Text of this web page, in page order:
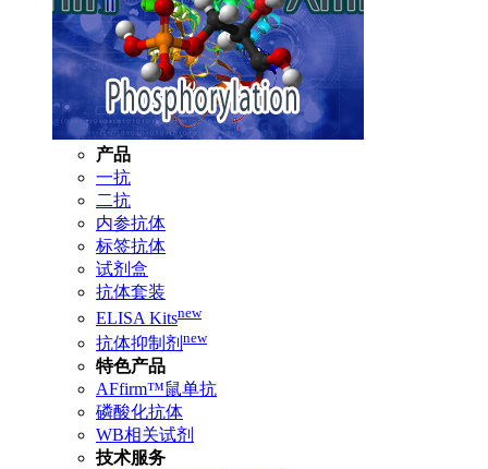
产品
一抗
二抗
内参抗体
标签抗体
试剂盒
抗体套装
ELISA Kitsnew
抗体抑制剂 new
特色产品
AFfirm™鼠单抗
磷酸化抗体
WB相关试剂
技术服务